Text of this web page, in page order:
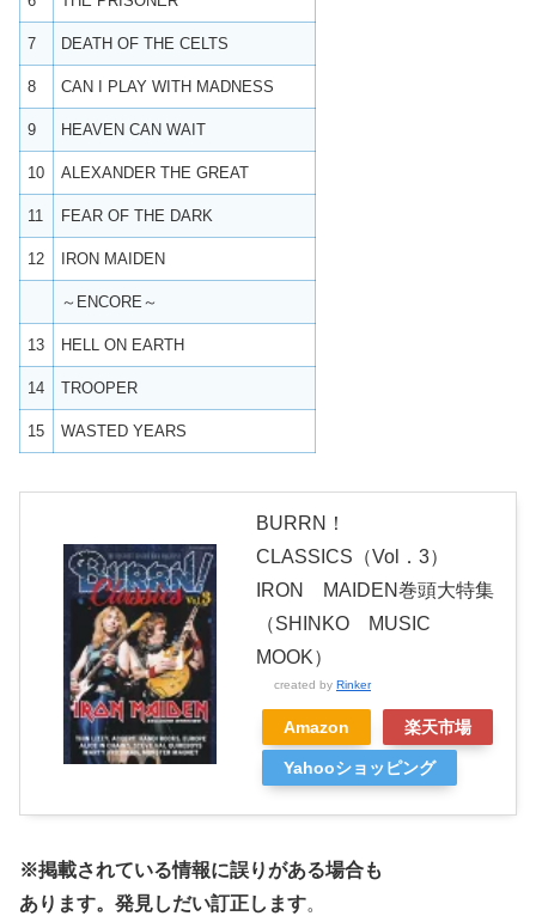
7 DEATH OF THE CELTS
8 CAN I PLAY WITH MADNESS
9 HEAVEN CAN WAIT
10 ALEXANDER THE GREAT
11 FEAR OF THE DARK
12 IRON MAIDEN
～ENCORE～
13 HELL ON EARTH
14 TROOPER
15 WASTED YEARS
BURRN！
CLASSICS（Vol．3）
IRON MAIDEN巻頭大特集
（SHINKO MUSIC
MOOK）
created by Rinker
Amazon 楽天市場
Yahooショッピング
※掲載されている情報に誤りがある場合も
あります。発見しだい訂正します。